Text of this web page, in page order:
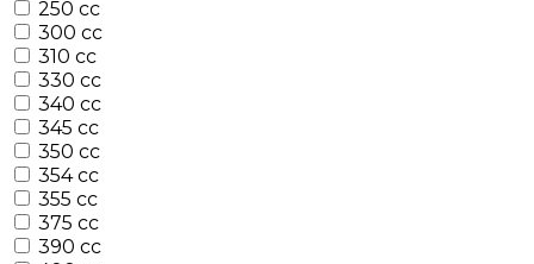
250 cc
300 cc
310 cc
330 cc
340 cc
345 cc
350 cc
354 cc
355 cc
375 cc
390 cc